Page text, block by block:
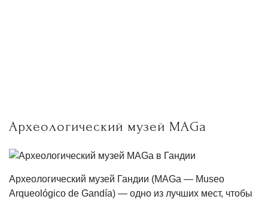
Археологический музей MAGa
Археологический музей Гандии (MAGa — Museo
Arqueológico de Gandía) — одно из лучших мест, чтобы